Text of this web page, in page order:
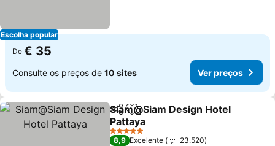
Escolha popular
De € 35
Consulte os preços de 10 sites Ver preços
PartilharAdicionar aos favoritos
Siam@Siam Design Hotel
Pattaya
Ver preços
5 Estrelas
8,9 Excelente
23.520